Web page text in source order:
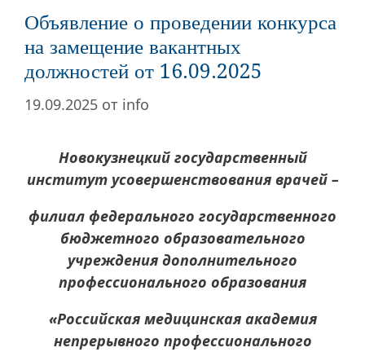
Объявление о проведении конкурса
на замещение вакантных
должностей от 16.09.2025
19.09.2025 от info
Новокузнецкий государственный
институт усовершенствования врачей –
филиал федерального государственного
бюджетного образовательного
учреждения дополнительного
профессионального образования
«Российская медицинская академия
непрерывного профессионального